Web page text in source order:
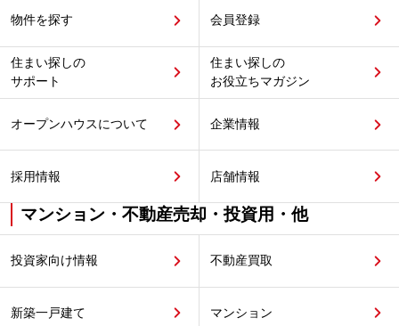
物件を探す 会員登録
住まい探しの
サポート
住まい探しの
お役立ちマガジン
オープンハウスについて 企業情報
採用情報 店舗情報
マンション・不動産売却・投資用・他
投資家向け情報 不動産買取
新築一戸建て マンション